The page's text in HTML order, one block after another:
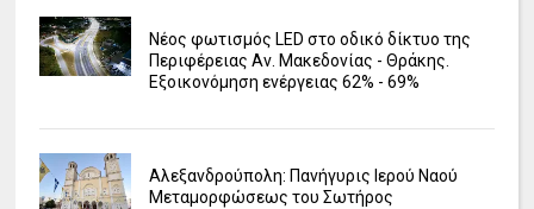
Νέος φωτισμός LED στο οδικό δίκτυο της
Περιφέρειας Αν. Μακεδονίας - Θράκης.
Εξοικονόμηση ενέργειας 62% - 69%
Αλεξανδρούπολη: Πανήγυρις Ιερού Ναού
Μεταμορφώσεως του Σωτήρος